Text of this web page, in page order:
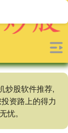
炒股软件推荐,
资路上的得力
忧。